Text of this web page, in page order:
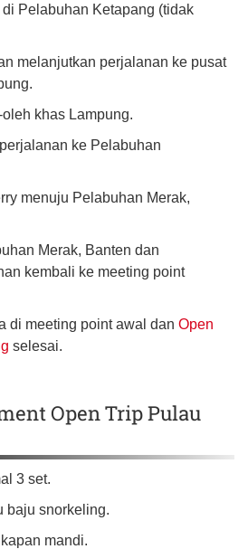
Pelabuhan Ketapang (tidak
melanjutkan perjalanan ke pusat
khas Lampung.
ke Pelabuhan
menuju Pelabuhan Merak,
Merak, Banten dan
kembali ke meeting point
di meeting point awal dan Open
selesai.
Open Trip Pulau
3 set.
baju snorkeling.
mandi.